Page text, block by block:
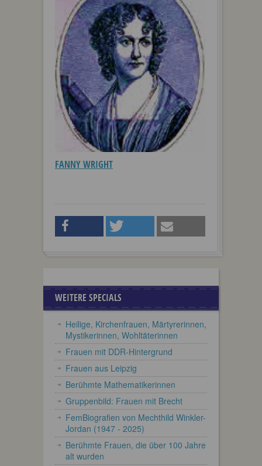
FANNY WRIGHT
WEITERE SPECIALS
Heilige, Kirchenfrauen, Märtyrerinnen,
Mystikerinnen, Wohltäterinnen
Frauen mit DDR-Hintergrund
Frauen aus Leipzig
Berühmte Mathematikerinnen
Gruppenbild: Frauen mit Brecht
FemBiografien von Mechthild Winkler-
Jordan (1947 - 2025)
Berühmte Frauen, die über 100 Jahre
alt wurden